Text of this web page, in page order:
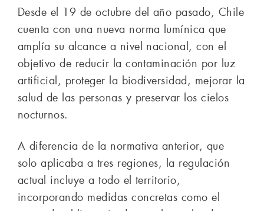
Desde el 19 de octubre del año pasado, Chile
cuenta con una nueva norma lumínica que
amplía su alcance a nivel nacional, con el
objetivo de reducir la contaminación por luz
artificial, proteger la biodiversidad, mejorar la
salud de las personas y preservar los cielos
nocturnos.
A diferencia de la normativa anterior, que
solo aplicaba a tres regiones, la regulación
actual incluye a todo el territorio,
incorporando medidas concretas como el